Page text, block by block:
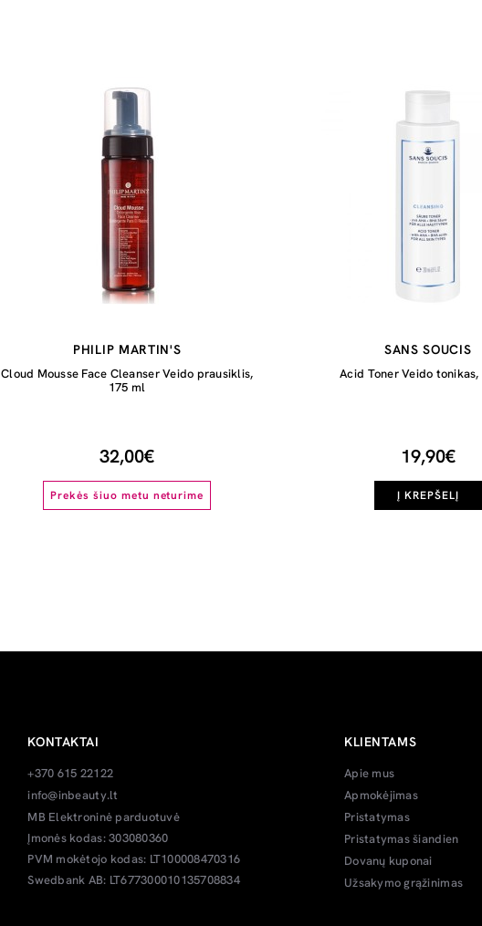
PHILIP MARTIN'S
Cloud Mousse Face Cleanser Veido prausiklis,
175 ml
32,00€
Prekės šiuo metu neturime
SANS SOUCIS
Acid Toner Veido
19,90€
Į KREPŠELĮ
KONTAKTAI
+370 615 22122
info@inbeauty.lt
MB Elektroninė parduotuvė
Įmonės kodas: 303080360
PVM mokėtojo kodas: LT100008470316
Swedbank AB: LT677300010135708834
KLIENTAMS
Apie mus
Apmokėjimas
Pristatymas
Pristatymas šiandien
Dovanų kuponai
Užsakymo grąžinimas